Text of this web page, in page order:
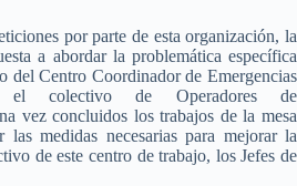
por parte de esta organización, la
a abordar la problemática específica
del Centro Coordinador de Emergencias
el colectivo de Operadores de
vez concluidos los trabajos de la mesa
las medidas necesarias para mejorar la
de este centro de trabajo, los Jefes de